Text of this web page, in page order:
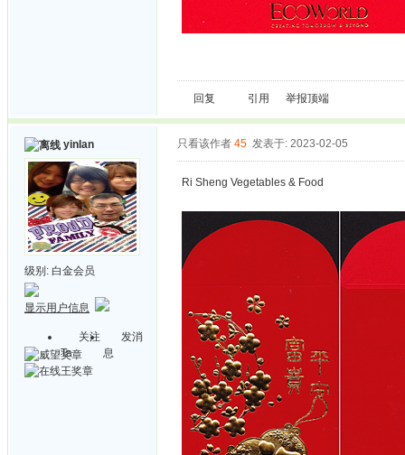
回复 引用 举报顶端
yinlan
级别: 白金会员
显示用户信息
关注
Ta
发消
息
只看该作者 45 发表于: 2023-02-05
Ri Sheng Vegetables & Food